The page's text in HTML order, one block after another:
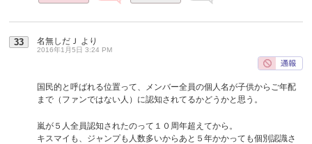
33 名無しだＪ より
2016年1月5日 3:24 PM
国民的と呼ばれる位置って、メンバー全員の個人名が子供からご年配
まで（ファンではない人）に認知されてるかどうかと思う。
嵐が５人全員認知されたのって１０周年超えてから。
キスマイも、ジャンプも人数多いからあと５年かかっても個別認識さ